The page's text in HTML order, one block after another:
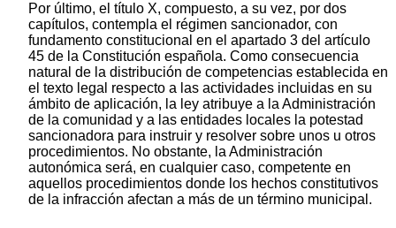
Por último, el título X, compuesto, a su vez, por dos
capítulos, contempla el régimen sancionador, con
fundamento constitucional en el apartado 3 del artículo
45 de la Constitución española. Como consecuencia
natural de la distribución de competencias establecida en
el texto legal respecto a las actividades incluidas en su
ámbito de aplicación, la ley atribuye a la Administración
de la comunidad y a las entidades locales la potestad
sancionadora para instruir y resolver sobre unos u otros
procedimientos. No obstante, la Administración
autonómica será, en cualquier caso, competente en
aquellos procedimientos donde los hechos constitutivos
de la infracción afectan a más de un término municipal.